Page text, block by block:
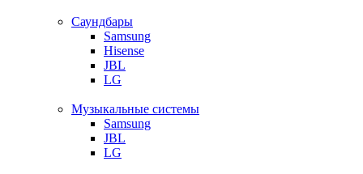
Саундбары
Samsung
Hisense
JBL
LG
Музыкальные системы
Samsung
JBL
LG